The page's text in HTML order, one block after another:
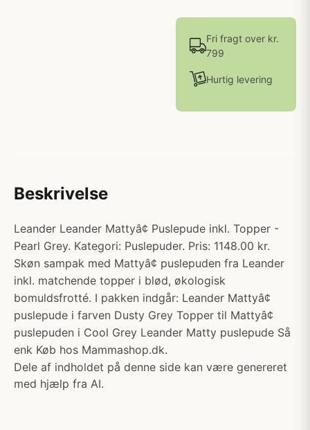
Fri fragt over kr.
799
Hurtig levering
Beskrivelse
Leander Leander Mattyâ¢ Puslepude inkl. Topper -
Pearl Grey. Kategori: Puslepuder. Pris: 1148.00 kr.
Skøn sampak med Mattyâ¢ puslepuden fra Leander
inkl. matchende topper i blød, økologisk
bomuldsfrotté. I pakken indgår: Leander Mattyâ¢
puslepude i farven Dusty Grey Topper til Mattyâ¢
puslepuden i Cool Grey Leander Matty puslepude Så
enk Køb hos Mammashop.dk.
Dele af indholdet på denne side kan være genereret
med hjælp fra AI.